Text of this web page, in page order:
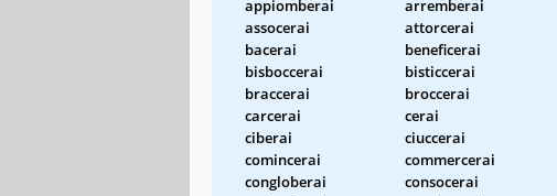
appiomberai
arremberai
assocerai
attorcerai
bacerai
beneficerai
bisboccerai
bisticcerai
braccerai
broccerai
carcerai
cerai
ciberai
ciuccerai
comincerai
commercerai
congloberai
consocerai